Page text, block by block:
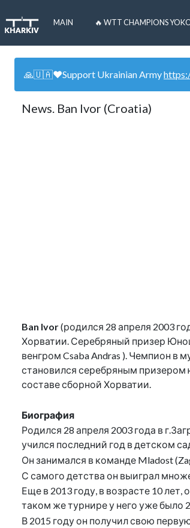
MAIN 🔥 WTT CHAMPIONS
🙏🇺🇦❤️Support Ukrainian Army
News. Ban Ivor (Croatia)
Ban Ivor(родился 28 апреля 2003
Хорватии. Серебряный призер
венгром Csaba Andras ). Чемпион
становился серебряным призером
составе сборной Хорватии.
Биография
Родился 28 апреля 2003 года в
учился последний год в детском
Он занимался в команде Mladost
С самого детства он выиграл
Еще в 2013 году, в возрасте 10 лет,
таком же турнире у него уже было
В 2015 году он получил свою